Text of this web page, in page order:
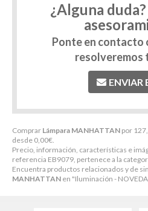
Comprar Lámpara MANHATTAN por
desde 0,00€.
Precio, información, características e
referencia EB9079, pertenece a la
Encuentra productos relacionados y de
MANHATTAN en "Iluminación -
¿Alguna
Ponte en contacto
resolveremos
ENVIAR